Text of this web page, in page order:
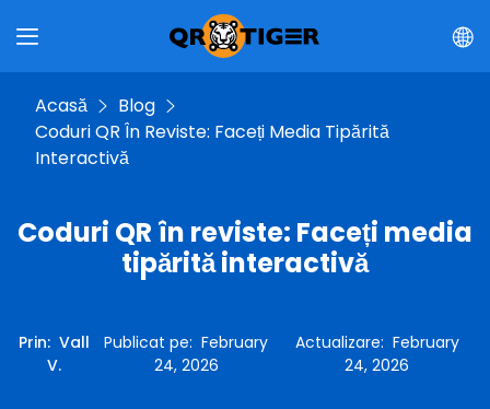
Acasă
Blog
Coduri QR În Reviste: Faceți Media Tipărită
Interactivă
Coduri QR în reviste: Faceți media
tipărită interactivă
Prin:Vall
V.
Publicat pe:February
24, 2026
Actualizare: February
24, 2026